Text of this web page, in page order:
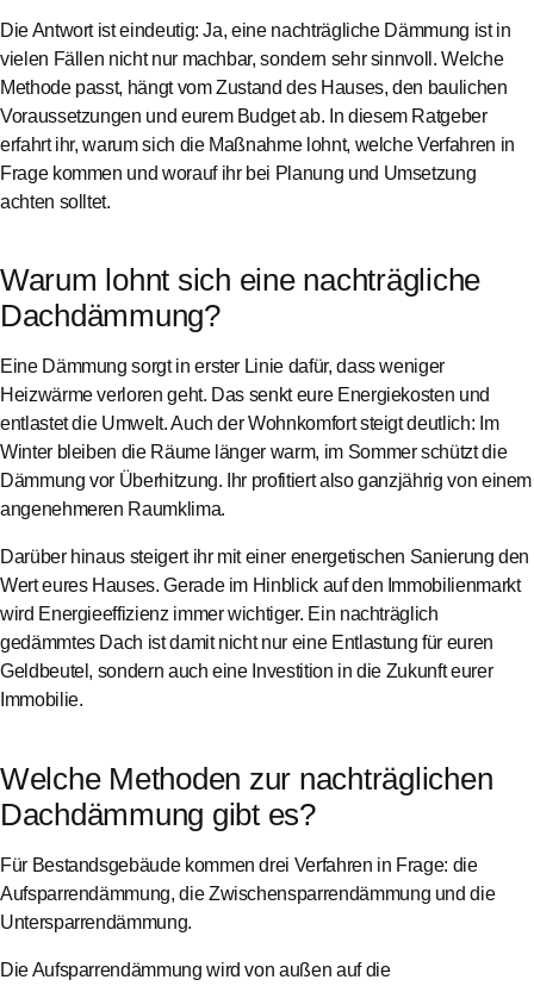
Die Antwort ist eindeutig: Ja, eine nachträgliche Dämmung ist in
vielen Fällen nicht nur machbar, sondern sehr sinnvoll. Welche
Methode passt, hängt vom Zustand des Hauses, den baulichen
Voraussetzungen und eurem Budget ab. In diesem Ratgeber
erfahrt ihr, warum sich die Maßnahme lohnt, welche Verfahren in
Frage kommen und worauf ihr bei Planung und Umsetzung
achten solltet.
Warum lohnt sich eine nachträgliche
Dachdämmung?
Eine Dämmung sorgt in erster Linie dafür, dass weniger
Heizwärme verloren geht. Das senkt eure Energiekosten und
entlastet die Umwelt. Auch der Wohnkomfort steigt deutlich: Im
Winter bleiben die Räume länger warm, im Sommer schützt die
Dämmung vor Überhitzung. Ihr profitiert also ganzjährig von einem
angenehmeren Raumklima.
Darüber hinaus steigert ihr mit einer energetischen Sanierung den
Wert eures Hauses. Gerade im Hinblick auf den Immobilienmarkt
wird Energieeffizienz immer wichtiger. Ein nachträglich
gedämmtes Dach ist damit nicht nur eine Entlastung für euren
Geldbeutel, sondern auch eine Investition in die Zukunft eurer
Immobilie.
Welche Methoden zur nachträglichen
Dachdämmung gibt es?
Für Bestandsgebäude kommen drei Verfahren in Frage: die
Aufsparrendämmung, die Zwischensparrendämmung und die
Untersparrendämmung.
Die Aufsparrendämmung wird von außen auf die